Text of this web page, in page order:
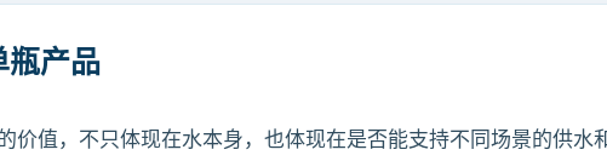
瓶产品
价值，不只体现在水本身，也体现在是否能支持不同场景的供水